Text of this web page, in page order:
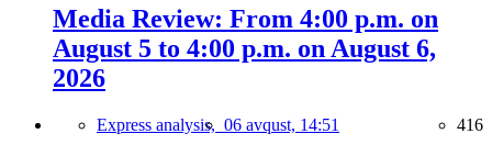
Media Review: From 4:00 p.m. on
August 5 to 4:00 p.m. on August 6,
2026
Express analysis, 06 avqust, 14:51 416